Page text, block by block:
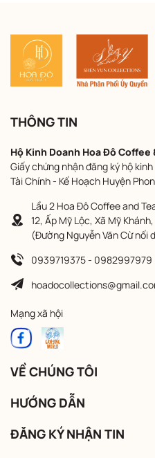
THÔNG TIN
Hộ Kinh Doanh Hoa Đô Coffee
Giấy chứng nhận đăng ký hộ
Tài Chính - Kế Hoạch Huyện
Lầu 2 Hoa Đô Coffee and
12, Ấp Mỹ Lộc, Xã Mỹ
(Đường Nguyễn Văn Cừ nối
0939719375 - 0982997979
Mạng xã hội
VỀ CHÚNG TÔI
HƯỚNG DẪN
ĐĂNG KÝ NHẬN TIN